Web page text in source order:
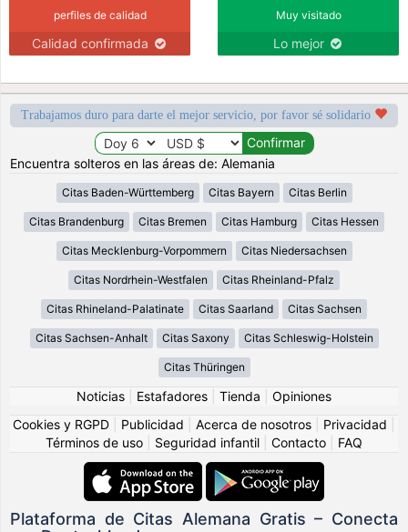
perfiles de calidad
Calidad confirmada
Muy visitado
Lo mejor
Trabajamos duro para darte el mejor servicio, por favor sé solidario
Encuentra solteros en las áreas de: Alemania
Citas Baden-Württemberg Citas Bayern Citas Berlin
Citas Brandenburg Citas Bremen Citas Hamburg Citas Hessen
Citas Mecklenburg-Vorpommern Citas Niedersachsen
Citas Nordrhein-Westfalen Citas Rheinland-Pfalz
Citas Rhineland-Palatinate Citas Saarland Citas Sachsen
Citas Sachsen-Anhalt Citas Saxony Citas Schleswig-Holstein
Citas Thüringen
Noticias Estafadores Tienda
Opiniones
Cookies y RGPD
Publicidad Acerca de nosotros Privacidad
Términos de uso
Seguridad infantil Contacto FAQ
Plataforma de Citas Alemana Gratis – Conecta